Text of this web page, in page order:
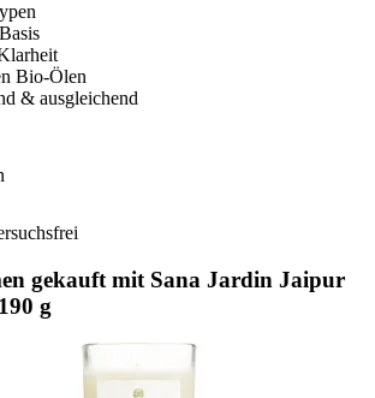
Bio-Ölen
& ausgleichend
gekauft mit Sana Jardin Jaipur
g